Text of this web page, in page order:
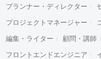
プランナー・ディレクター
プロジェクトマネージャー
編集・ライター 顧問・講師
フロントエンドエンジニア